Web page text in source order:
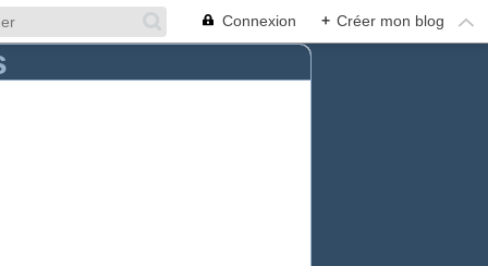
Connexion + Créer mon blog